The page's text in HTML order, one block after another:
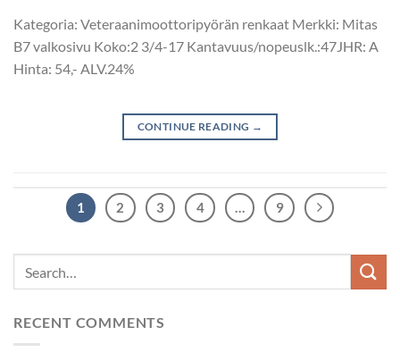
Kategoria: Veteraanimoottoripyörän renkaat Merkki: Mitas
B7 valkosivu Koko:2 3/4-17 Kantavuus/nopeuslk.:47JHR: A
Hinta: 54,- ALV.24%
CONTINUE READING →
1 2 3 4 9
RECENT COMMENTS